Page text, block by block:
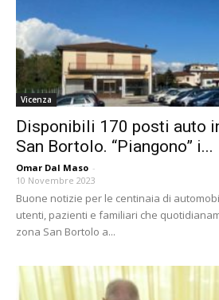
Vicenza
Disponibili 170 posti auto
San Bortolo. “Piangono” i...
Omar Dal Maso -
10 Novembre 2023
Buone notizie per le centinaia di
utenti, pazienti e familiari che
zona San Bortolo a...